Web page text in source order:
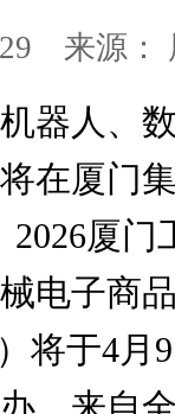
来源：
人、数
在厦门
厦门
电子商
将于4月